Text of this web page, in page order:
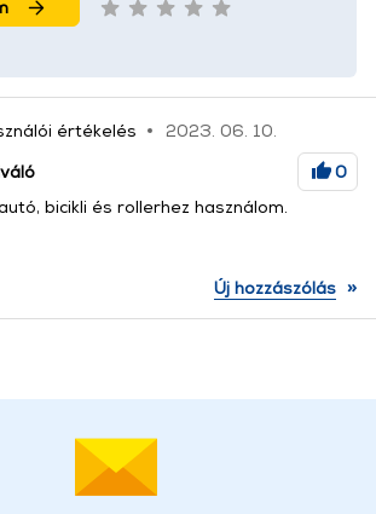
értékelés
2023. 06. 10.
0
bicikli és rollerhez használom.
Új hozzászólás »